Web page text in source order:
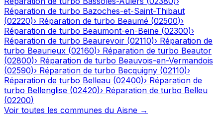
Réparation de turbo Bazoches-et-Saint-Thibaut
(02220)› Réparation de turbo Beaumé (02500)›
Réparation de turbo Beaumont-en-Beine (02300)›
Réparation de turbo Beaurevoir (02110)› Réparation de
turbo Beaurieux (02160)› Réparation de turbo Beautor
(02800)› Réparation de turbo Beauvois-en-Vermandois
(02590)› Réparation de turbo Becquigny (02110)›
Réparation de turbo Belleau (02400)› Réparation de
turbo Bellenglise (02420)› Réparation de turbo Belleu
(02200)
Voir toutes les communes du Aisne →